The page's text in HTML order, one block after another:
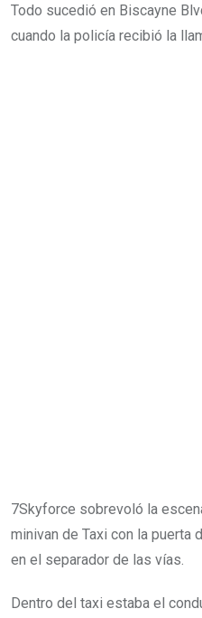
Todo sucedió en Biscayne
cuando la policía recibió la
7Skyforce sobrevoló la
minivan de Taxi con la puerta
en el separador de las vías.
Dentro del taxi estaba el